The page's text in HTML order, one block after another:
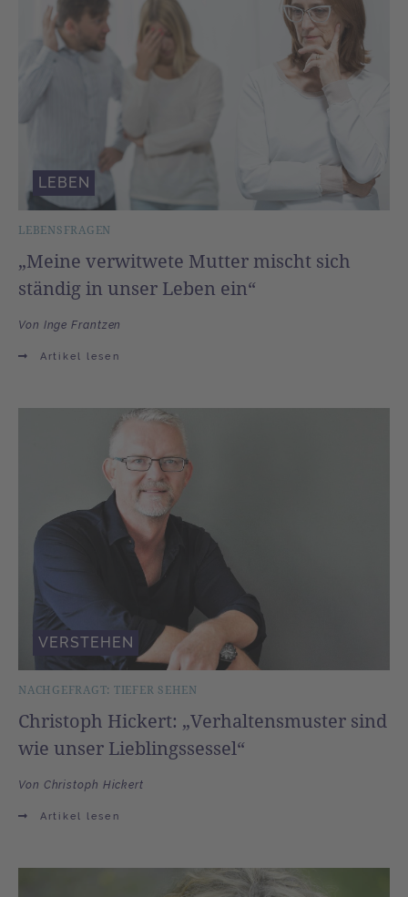
LEBENSFRAGEN
„Meine verwitwete Mutter mischt sich
ständig in unser Leben ein“
Von Inge Frantzen
Artikel lesen
LEBEN
NACHGEFRAGT: TIEFER SEHEN
Christoph Hickert: „Verhaltensmuster sind
wie unser Lieblingssessel“
Von Christoph Hickert
Artikel lesen
VERSTEHEN